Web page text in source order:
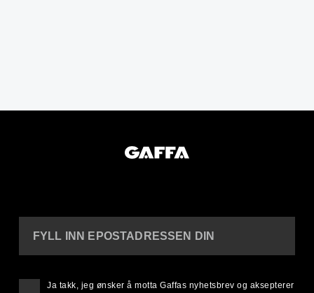
FYLL INN EPOSTADRESSEN DIN
Ja takk, jeg ønsker å motta Gaffas nyhetsbrev og aksepterer